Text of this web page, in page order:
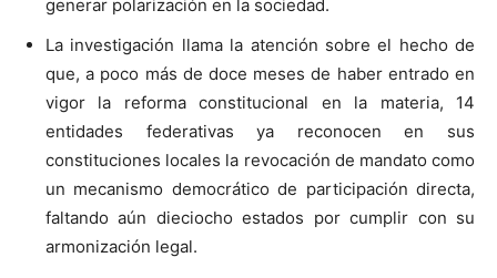
generar polarización en la sociedad.
La investigación llama la atención sobre el hecho de
que, a poco más de doce meses de haber entrado en
vigor la reforma constitucional en la materia, 14
entidades federativas ya reconocen en sus
constituciones locales la revocación de mandato como
un mecanismo democrático de participación directa,
faltando aún dieciocho estados por cumplir con su
armonización legal.